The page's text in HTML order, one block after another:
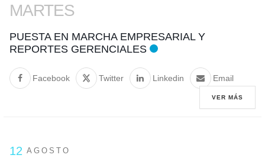
MARTES
PUESTA EN MARCHA EMPRESARIAL Y
REPORTES GERENCIALES
Facebook Twitter Linkedin Email
VER MÁS
12 AGOSTO